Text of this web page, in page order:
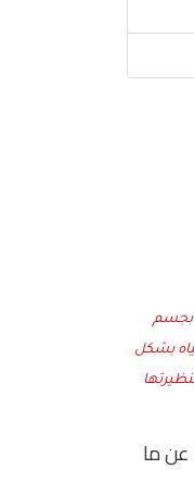
بجسم
بشكل
بنظيرتها
عن ما